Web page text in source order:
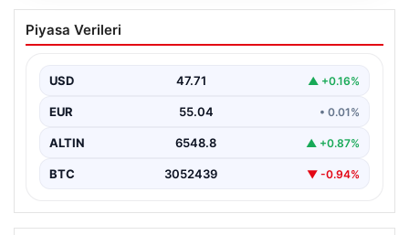
Bahçeli’den çerçeve yasa açıklaması:
Bin yıllık kardeşliğimiz tescillendi
Piyasa Verileri
USD 47.71 ▲ +0.16%
EUR 55.04 • 0.01%
ALTIN 6548.8 ▲ +0.87%
BTC 3052439 ▼ -0.94%